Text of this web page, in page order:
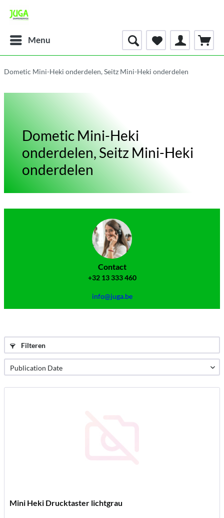
Menu
Dometic Mini-Heki onderdelen, Seitz Mini-Heki onderdelen
Dometic Mini-Heki
onderdelen, Seitz Mini-Heki
onderdelen
Contact
+32 13 333 460
info@juga.be
Filteren
Mini Heki Drucktaster lichtgrau